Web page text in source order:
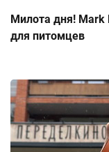
Милота дня!
для питомцев